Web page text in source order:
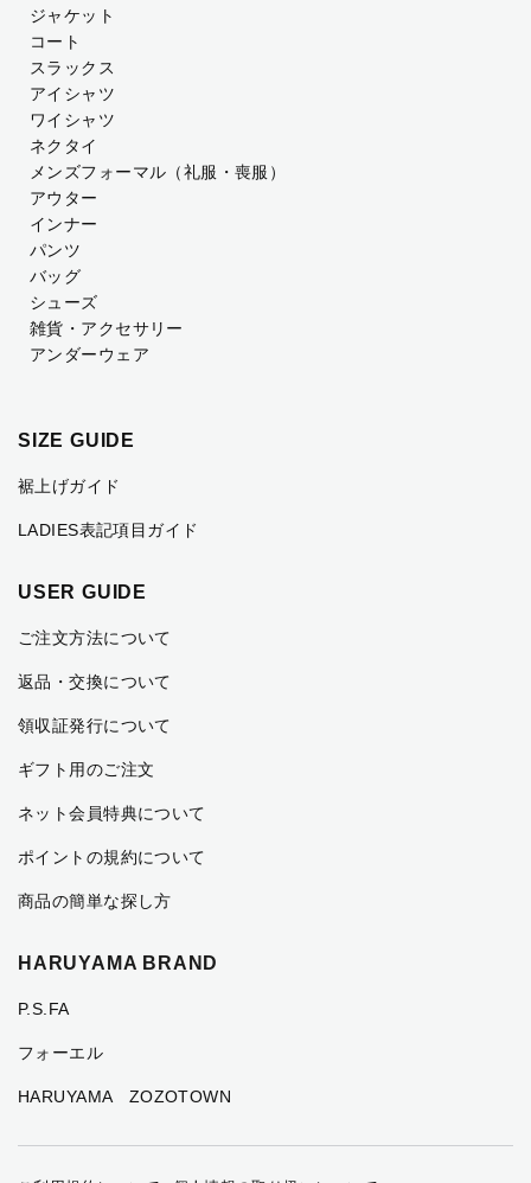
ジャケット
コート
スラックス
アイシャツ
ワイシャツ
ネクタイ
メンズフォーマル （礼服・喪服）
アウター
インナー
パンツ
バッグ
シューズ
雑貨・アクセサリー
アンダーウェア
SIZE GUIDE
裾上げガイド
LADIES表記項目ガイド
USER GUIDE
ご注文方法について
返品・交換について
領収証発行について
ギフト用のご注文
ネット会員特典について
ポイントの規約について
商品の簡単な探し方
HARUYAMA BRAND
P.S.FA
フォーエル
HARUYAMA ZOZOTOWN